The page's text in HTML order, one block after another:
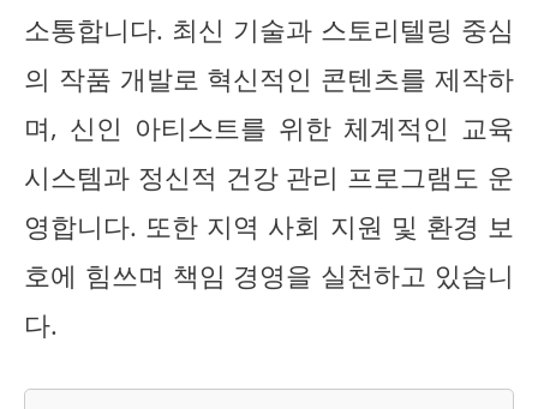
소통합니다. 최신 기술과 스토리텔링 중심
의 작품 개발로 혁신적인 콘텐츠를 제작하
며, 신인 아티스트를 위한 체계적인 교육
시스템과 정신적 건강 관리 프로그램도 운
영합니다. 또한 지역 사회 지원 및 환경 보
호에 힘쓰며 책임 경영을 실천하고 있습니
다.